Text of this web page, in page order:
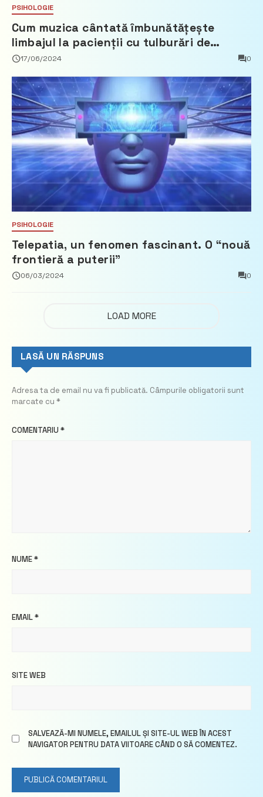
PSIHOLOGIE
Cum muzica cântată îmbunătățește
limbajul la pacienții cu tulburări de
vorbire
17/06/2024 0
PSIHOLOGIE
Telepatia, un fenomen fascinant. O “nouă
frontieră a puterii”
06/03/2024 0
LOAD MORE
LASĂ UN RĂSPUNS
Adresa ta de email nu va fi publicată. Câmpurile obligatorii sunt
marcate cu *
COMENTARIU *
NUME*
EMAIL*
SITE WEB
SALVEAZĂ-MI NUMELE, EMAILUL ȘI SITE-UL WEB ÎN ACEST
NAVIGATOR PENTRU DATA VIITOARE CÂND O SĂ COMENTEZ.